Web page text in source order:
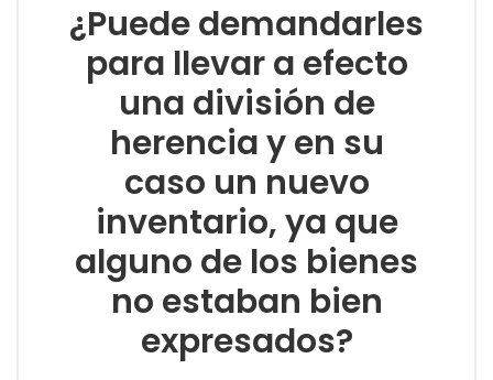
¿Puede demandarles
para llevar a efecto
una división de
herencia y en su
caso un nuevo
inventario, ya que
alguno de los bienes
no estaban bien
expresados?